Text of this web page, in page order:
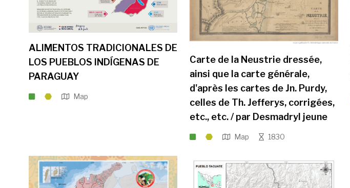
ALIMENTOS TRADICIONALES DE
LOS PUEBLOS INDÍGENAS DE
PARAGUAY
Map
Carte de la Neustrie dressée,
ainsi que la carte générale,
d'après les cartes de Jn. Purdy,
celles de Th. Jefferys, corrigées,
etc., etc. / par Desmadryl jeune
Map 1830